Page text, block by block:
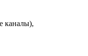
каналы),